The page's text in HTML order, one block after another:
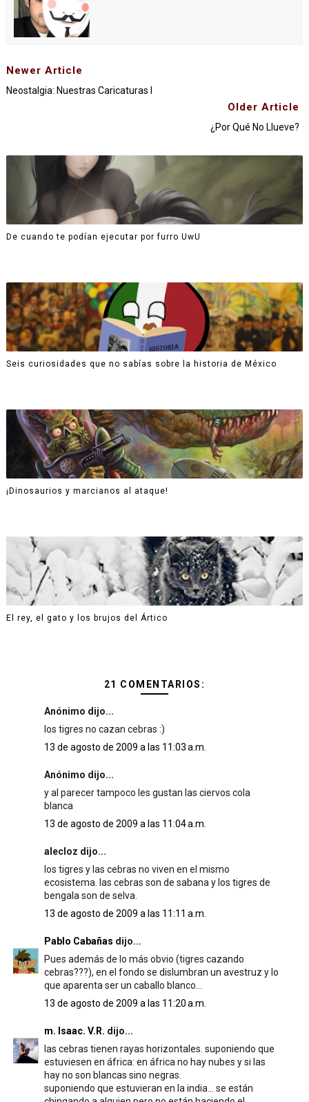
Newer Article
Neostalgia: Nuestras Caricaturas I
Older Article
¿Por Qué No Llueve?
De cuando te podían ejecutar por furro UwU
Seis curiosidades que no sabías sobre la historia de México
¡Dinosaurios y marcianos al ataque!
El rey, el gato y los brujos del Ártico
21 COMENTARIOS:
Anónimo dijo...
los tigres no cazan cebras :)
13 de agosto de 2009 a las 11:03 a.m.
Anónimo dijo...
y al parecer tampoco les gustan las ciervos cola
blanca
13 de agosto de 2009 a las 11:04 a.m.
alecloz dijo...
los tigres y las cebras no viven en el mismo
ecosistema. las cebras son de sabana y los tigres de
bengala son de selva.
13 de agosto de 2009 a las 11:11 a.m.
Pablo Cabañas dijo...
Pues además de lo más obvio (tigres cazando
cebras???), en el fondo se dislumbran un avestruz y lo
que aparenta ser un caballo blanco...
13 de agosto de 2009 a las 11:20 a.m.
m. Isaac. V.R. dijo...
las cebras tienen rayas horizontales. suponiendo que
estuviesen en áfrica: en áfrica no hay nubes y si las
hay no son blancas sino negras.
suponiendo que estuvieran en la india... se están